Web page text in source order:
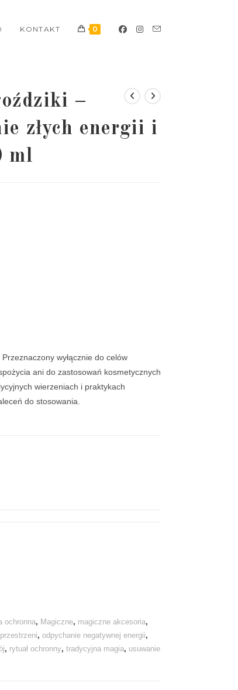
KONTAKT 0
–
złych energii i
ml
wyłącznie do celów
ani do zastosowań kosmetycznych
wierzeniach i praktykach
do stosowania.
ochronna, Magiczne, magiczne akcesoria,
, odpychanie negatywnej energii,
, rytuał ochronny, tradycyjna magia, usuwanie